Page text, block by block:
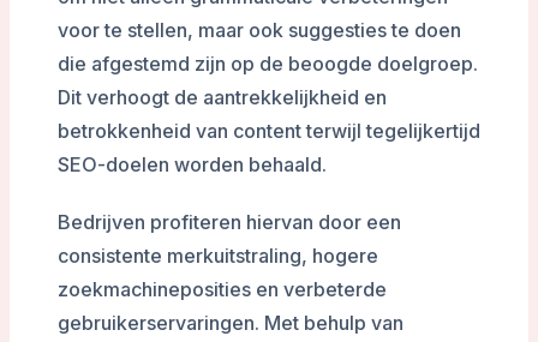
voor te stellen, maar ook suggesties te doen
die afgestemd zijn op de beoogde doelgroep.
Dit verhoogt de aantrekkelijkheid en
betrokkenheid van content terwijl tegelijkertijd
SEO-doelen worden behaald.
Bedrijven profiteren hiervan door een
consistente merkuitstraling, hogere
zoekmachineposities en verbeterde
gebruikerservaringen. Met behulp van